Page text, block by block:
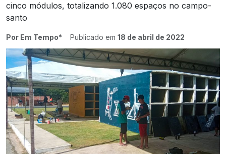
cinco módulos, totalizando 1.080 espaços no campo-
santo
Por Em Tempo* Publicado em 18 de abril de 2022